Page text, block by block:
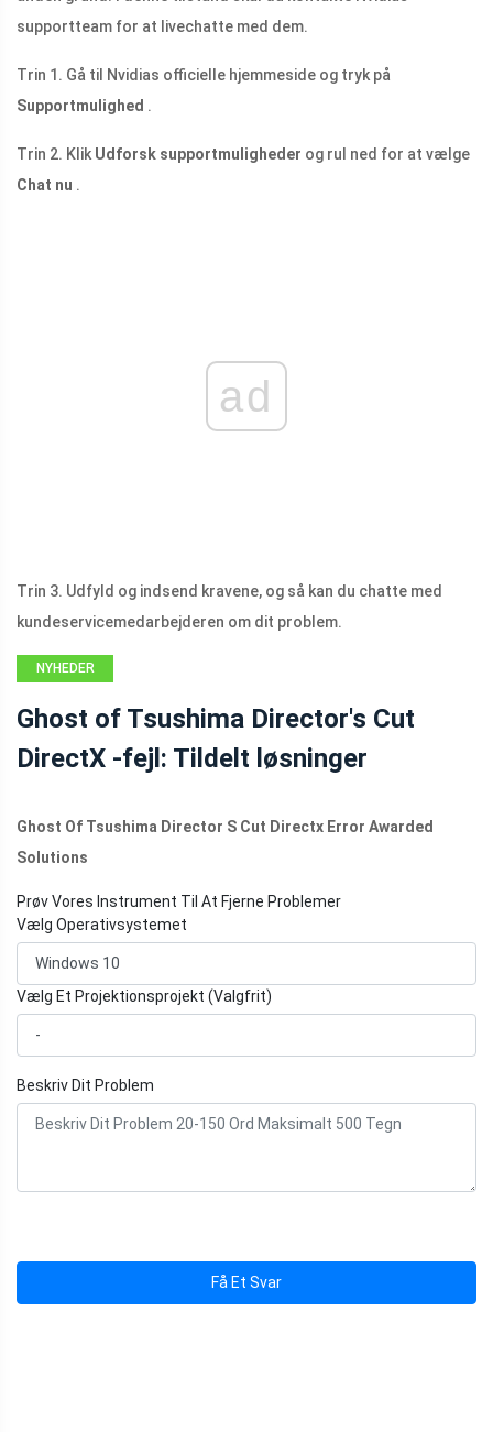
supportteam for at livechatte med dem.
Trin 1. Gå til Nvidias officielle hjemmeside og tryk på
Supportmulighed .
Trin 2. Klik Udforsk supportmuligheder og rul ned for at vælge
Chat nu .
ad
Trin 3. Udfyld og indsend kravene, og så kan du chatte med
kundeservicemedarbejderen om dit problem.
NYHEDER
Ghost of Tsushima Director's Cut
DirectX -fejl: Tildelt løsninger
Ghost Of Tsushima Director S Cut Directx Error Awarded
Solutions
Prøv Vores Instrument Til At Fjerne Problemer
Vælg Operativsystemet
Vælg Et Projektionsprojekt (Valgfrit)
Beskriv Dit Problem
Få Et Svar